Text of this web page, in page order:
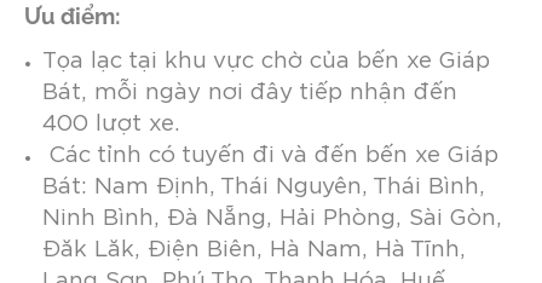
Ưu điểm:
Tọa lạc tại khu vực chờ của bến xe Giáp
Bát, mỗi ngày nơi đây tiếp nhận đến
400 lượt xe.
Các tỉnh có tuyến đi và đến bến xe Giáp
Bát: Nam Định, Thái Nguyên, Thái Bình,
Ninh Bình, Đà Nẵng, Hải Phòng, Sài Gòn,
Đăk Lăk, Điện Biên, Hà Nam, Hà Tĩnh,